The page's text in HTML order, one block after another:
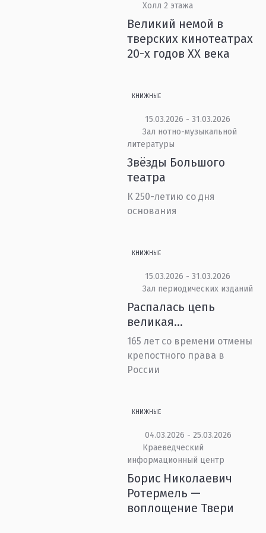
Холл 2 этажа
Великий немой в
тверских кинотеатрах
20-х годов XX века
КНИЖНЫЕ
15.03.2026 - 31.03.2026
Зал нотно-музыкальной
литературы
Звёзды Большого
театра
К 250-летию со дня
основания
КНИЖНЫЕ
15.03.2026 - 31.03.2026
Зал периодических изданий
Распалась цепь
великая…
165 лет со времени отмены
крепостного права в
России
КНИЖНЫЕ
04.03.2026 - 25.03.2026
Краеведческий
информационный центр
Борис Николаевич
Ротермель —
воплощение Твери